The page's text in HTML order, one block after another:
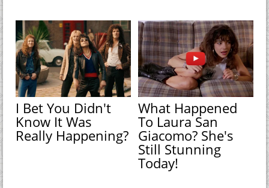
I Bet You Didn't
Know It Was
Really Happening?
What Happened
To Laura San
Giacomo? She's
Still Stunning
Today!